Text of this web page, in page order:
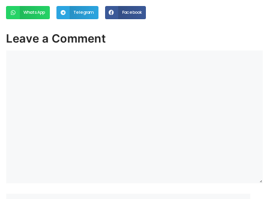
WhatsApp Telegram Facebook
Leave a Comment